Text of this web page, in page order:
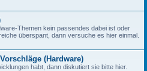
Themen kein passendes dabei ist oder
überspant, dann versuche es hier einmal.
(Hardware)
habt, dann diskutiert sie bitte hier.